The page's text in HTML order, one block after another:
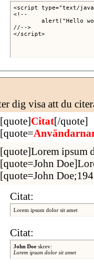
<script type="text/
<!--
//-->
</script>
dig visa att du
[quote]Citat[/quote]
[quote=
[quote]Lorem ipsum
[quote=John
[quote=John
Citat:
Lorem ipsum dolor sit amet
Citat:
John Doeskrev:
Lorem ipsum dolor sit amet